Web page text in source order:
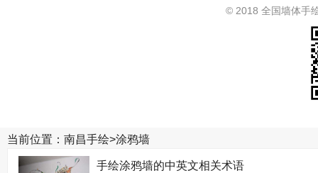
© 2018 全国墙体手
当前位置： 南昌手绘>涂鸦墙
手绘涂鸦墙的中英文相关术语